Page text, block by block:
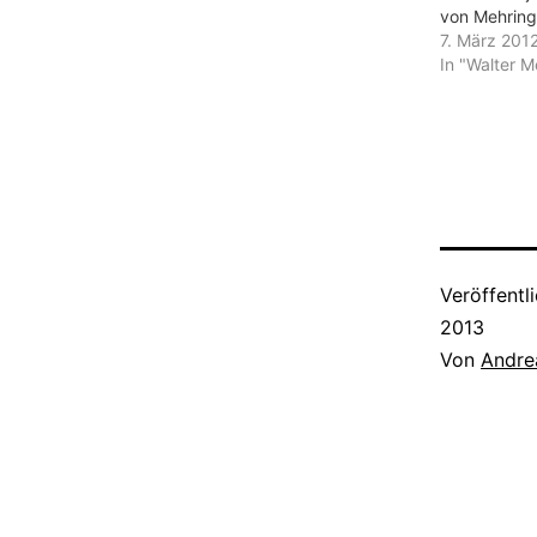
von
nach seiner
seine Mutti
7. März
In "Walter
2013
Von